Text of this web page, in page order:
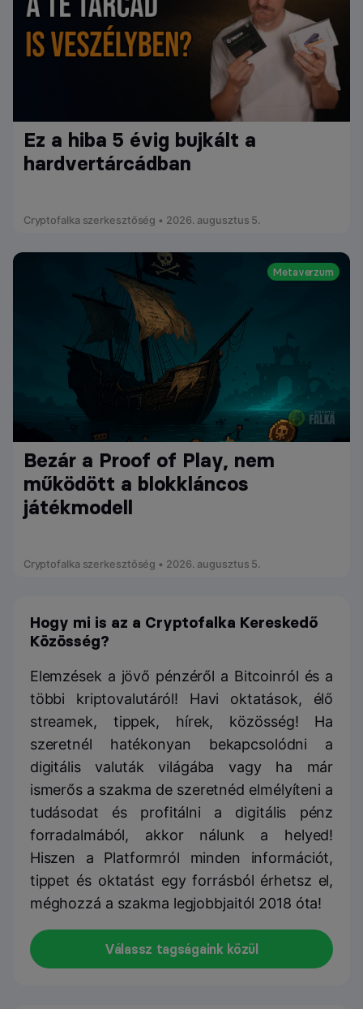
Ez a hiba 5 évig bujkált a
hardvertárcádban
Cryptofalka szerkesztőség • 2026. augusztus 5.
Metaverzum
Bezár a Proof of Play, nem
működött a blokkláncos
játékmodell
Cryptofalka szerkesztőség • 2026. augusztus 5.
Hogy mi is az a Cryptofalka Kereskedő
Közösség?
Elemzések a jövő pénzéről a Bitcoinról és a
többi kriptovalutáról! Havi oktatások, élő
streamek, tippek, hírek, közösség! Ha
szeretnél hatékonyan bekapcsolódni a
digitális valuták világába vagy ha már
ismerős a szakma de szeretnéd elmélyíteni a
tudásodat és profitálni a digitális pénz
forradalmából, akkor nálunk a helyed!
Hiszen a Platformról minden információt,
tippet és oktatást egy forrásból érhetsz el,
méghozzá a szakma legjobbjaitól 2018 óta!
Válassz tagságaink közül